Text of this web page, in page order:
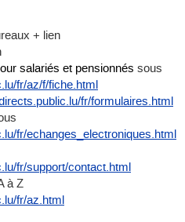
+ lien
salariés et pensionnés sous
fr/az/f/fiche.html
fr/formulaires.html
fr/echanges_electroniques.html
fr/support/contact.html
à Z
fr/az.html